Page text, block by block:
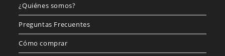
¿Quiénes somos?
Preguntas Frecuentes
Cómo comprar